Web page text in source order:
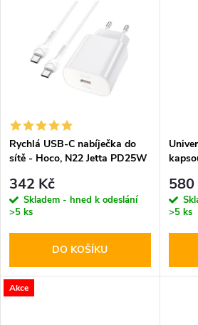
ů
Rychlá USB-C nabíječka do
sítě - Hoco, N22 Jetta PD25W
342 Kč
Skladem - hned k odeslání
>5 ks
DO KOŠÍKU
580
>5 ks
Akce